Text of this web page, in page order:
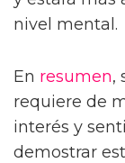
nivel mental.
En resumen,
requiere de
interés y
demostrar